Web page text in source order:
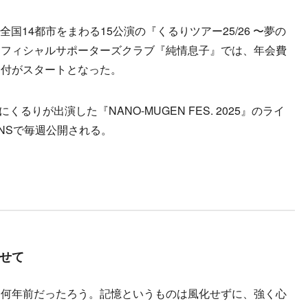
14都市をまわる15公演の『くるりツアー25/26 〜夢の
ィシャルサポーターズクラブ『純情息子』では、年会費
がスタートとなった。
るりが出演した『NANO-MUGEN FES. 2025』のライ
で毎週公開される。
て
年前だったろう。記憶というものは風化せずに、強く心